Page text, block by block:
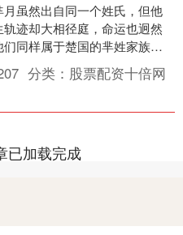
月虽然出自同一个姓氏，但他
轨迹却大相径庭，命运也迥然
们同样属于楚国的芈姓家族，
在楚国历史上有着重要的地
子通常只有姓而无....
分类： 股票配资十倍网
已加载完成